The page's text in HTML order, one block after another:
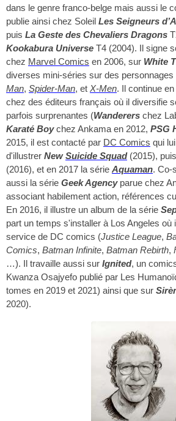
dans le genre franco-belge mais aussi le
publie ainsi chez Soleil Les Seigneurs
puis La Geste des Chevaliers Dragons
Kookabura Universe T4 (2004). Il signe
chez Marvel Comics en 2006, sur White
diverses mini-séries sur des
Man, Spider-Man, et X-Men. Il continue
chez des éditeurs français où il diversifie
parfois surprenantes (Wanderers chez
Karaté Boychez Ankama en 2012, PSG
2015, il est contacté par DC Comics qui
d'illustrer NewSuicide Squad(2015),
(2016), et en 2017 la série Aquaman. Co-
aussi la série Geek Agencyparue chez
associant habilement action, références
En 2016, il illustre un album de la série
part un temps s'installer à Los Angeles où
service de DC comics (Justice League,
Comics, Batman Infinite, Batman Rebirth,
…). Il travaille aussi sur Ignited, un
Kwanza Osajyefo publié par Les
tomes en 2019 et 2021) ainsi que sur
2020).